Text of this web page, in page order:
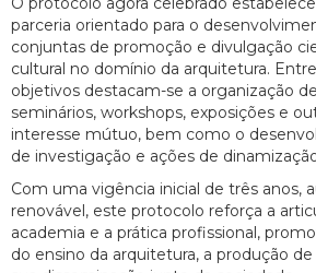
parceria orientado para o
conjuntas de promoção e divulgação
cultural no domínio da arquitetura.
objetivos destacam-se a organização
seminários, workshops, exposições e
interesse mútuo, bem como o
de investigação e ações de
Com uma vigência inicial de três anos,
renovável, este protocolo reforça a
academia e a prática profissional,
do ensino da arquitetura, a produção